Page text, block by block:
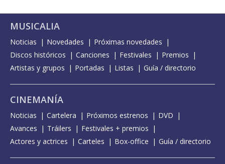
MUSICALIA
Noticias Novedades
Próximas novedades
Discos históricos
Canciones Festivales
Premios
Artistas y grupos
Portadas Listas Guía / directorio
CINEMANÍA
Noticias Cartelera Próximos estrenos
DVD
Avances
Tráilers
Festivales + premios
Actores y actrices
Carteles Box-office Guía / directorio